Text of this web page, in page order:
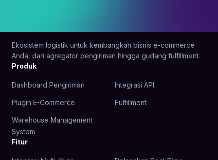
Ekosistem logistik untuk kembangkan bisnis e-commerce
Anda, dari agregator pengiriman hingga gudang fulfillment.
Produk
Dashboard Pengiriman Integrasi API
Plugin E-Commerce Fulfillment
Warehouse Management
System
Fitur